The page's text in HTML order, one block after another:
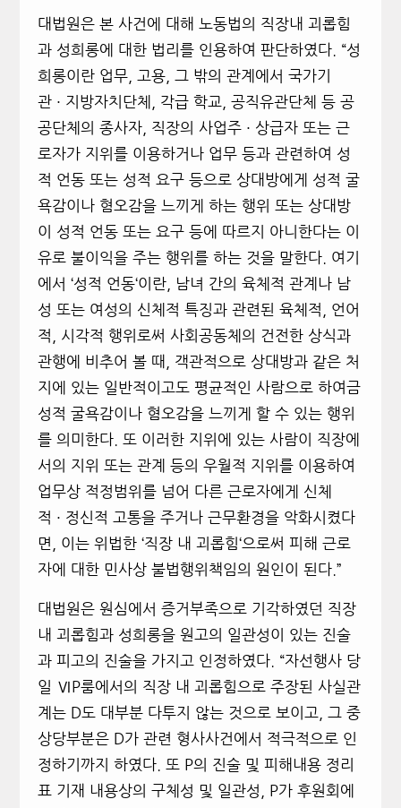
대법원은 본 사건에 대해 노동법의 직장내 괴롭힘
과 성희롱에 대한 법리를 인용하여 판단하였다. “성
희롱이란 업무, 고용,
그 밖의 관계에서 국가기
관 · 지방자치단체 각급 학교
공직유관단체 등 공
공단체의 종사자, 직장의 사업주 · 상급자 또는 근
로자가 지위를 이용하거나 업무 등과 관련하여 성
적 언동 또는 성적 요구 등으로 상대방에게 성적 굴
욕감이나 혐오감을 느끼게 하는 행위 또는 상대방
이 성적 언동 또는 요구 등에 따르지 아니한다는 이
유로 불이익을 주는 행위를 하는 것을 말한다. 여기
에서 ‘성적 언동‘이란,
남녀 간의 육체적 관계나 남
성 또는 여성의 신체적 특징과 관련된 육체적
언어
적
시각적 행위로써 사회공동체의 건전한 상식과
관행에 비추어 볼 때
객관적으로 상대방과 같은 처
지에 있는 일반적이고도 평균적인 사람으로 하여금
성적 굴욕감이나 혐오감을 느끼게 할 수 있는 행위
를 의미한다.
또 이러한 지위에 있는 사람이 직장에
서의 지위 또는 관계 등의 우월적 지위를 이용하여
업무상 적정범위를 넘어 다른 근로자에게 신체
적 · 정신적 고통을 주거나 근무환경을 악화시켰다
면
이는 위법한 ‘직장 내 괴롭힘‘으로써 피해 근로
자에 대한 민사상 불법행위책임의 원인이 된다.”
대법원은 원심에서 증거부족으로 기각하였던 직장
내 괴롭힘과 성희롱을 원고의 일관성이 있는 진술
과 피고의 진술을 가지고 인정하였다. “자선행사 당
일 Ⅵ P룸에서의 직장 내 괴롭힘으로 주장된 사실관
계는 D도 대부분 다투지 않는 것으로 보이고
그 중
상당부분은 D가 관련 형사사건에서 적극적으로 인
정하기까지 하였다.
또 P의 진술 및 피해내용 정리
표 기재 내용상의 구체성 및 일관성
P가 후원회에